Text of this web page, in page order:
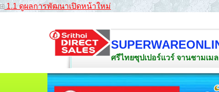
1.1 ดูผลการพัฒนาเปิดหน้าใหม่
ศรีไทยซุปเปอร์แวร์ จานชามเ